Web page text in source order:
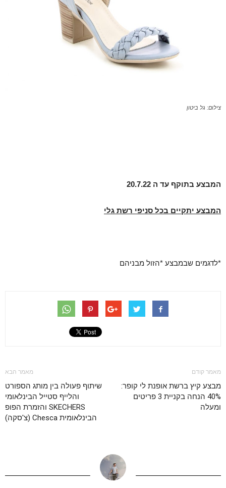
צילום: גל ביטון
המבצע בתוקף עד ה 20.7.22
המבצע יתקיים בכל סניפי רשת גלי
*לדגמים שבמבצע *הזול מבניהם
מאמר קודם
מבצע קיץ ברשת אופנת לי קופר:
40% הנחה בקניית 3 פריטים
ומעלה
מאמר הבא
שיתוף פעולה בין מותג הספורט
והלייף סטייל הבינלאומי
SKECHERS והזמרת הפופ
הבינלאומית Chesca (צ'סקה)